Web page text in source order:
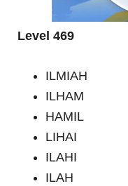
Level 469
ILMIAH
ILHAM
HAMIL
LIHAI
ILAHI
ILAH